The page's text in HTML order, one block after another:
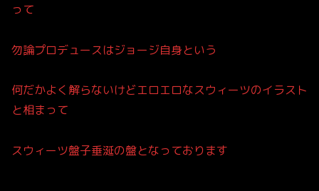
って
勿論プロデュースはジョージ自身という
何だかよく解らないけどエロエロなスウィーツのイラスト
と相まって
スウィーツ盤子垂涎の盤となっております